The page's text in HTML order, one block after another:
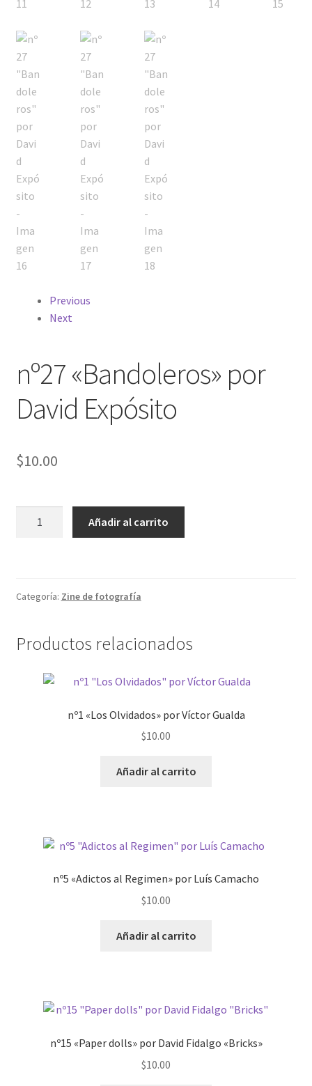
Previous
Next
nº27 «Bandoleros» por
David Expósito
$10.00
cantidad
Añadir al carrito
Categoría: Zine de fotografía
Productos relacionados
nº1 «Los Olvidados» por Víctor Gualda
$10.00
Añadir al carrito
nº5 «Adictos al Regimen» por Luís Camacho
$10.00
Añadir al carrito
nº15 «Paper dolls» por David Fidalgo «Bricks»
$10.00